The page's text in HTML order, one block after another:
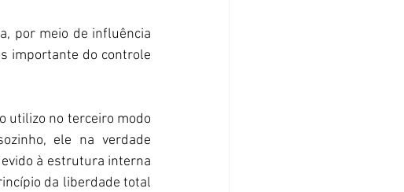
por meio de influência
importante do controle
utilizo no terceiro modo
ele na verdade
à estrutura interna
da liberdade total